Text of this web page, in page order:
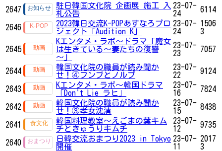
2647
駐日韓国文化院 企画展 施工 入
札公告
23-07-
24
6114
2646
2023韓日交流K-POPあすなろプロ
ジェクト「Audition K」
23-07-
24
1506
3
2645
Kエンタメ・ラボ～ドラマ「魔女
は生きている～妻たちの復讐
～」
23-07-
23
7057
2644
韓国文化院の職員が読み聞か
せ！④フンブとノルブ
23-07-
22
9124
2643
Kエンタメ・ラボ～韓国ドラマ
「Don't Lie ラヒ」
23-07-
16
7824
2642
韓国文化院の職員が読み聞か
せ！③孝女沈清
23-07-
15
8438
2641
韓国料理教室～えごまの葉キム
チときゅうりキムチ
23-07-
12
9735
2640
日韓交流おまつり2023 in Tokyo
開催
23-07-
11
2017
3